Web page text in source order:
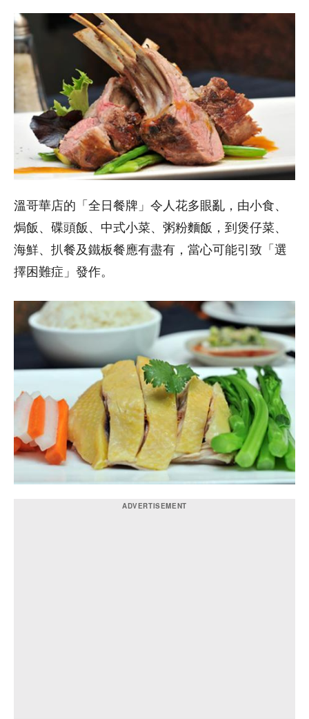
溫哥華店的「全日餐牌」令人花多眼亂，由小食、
焗飯、碟頭飯、中式小菜、粥粉麵飯，到煲仔菜、
海鮮、扒餐及鐵板餐應有盡有，當心可能引致「選
擇困難症」發作。